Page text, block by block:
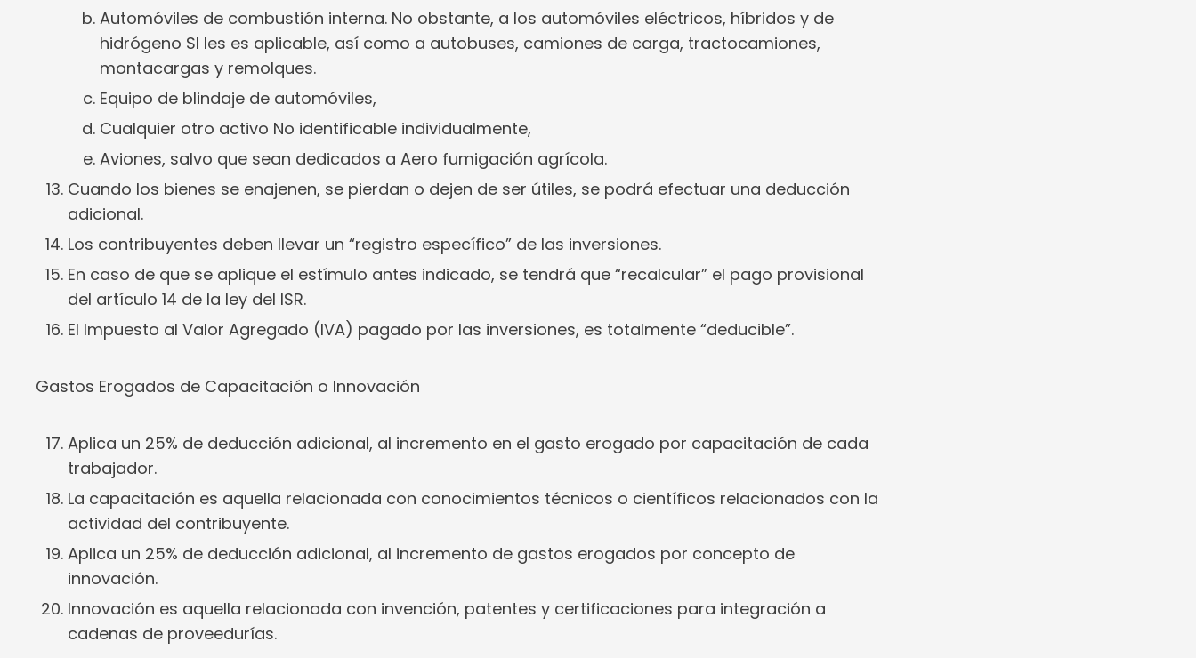
Automóviles de combustión interna. No obstante, a los automóviles eléctricos, híbridos y de
hidrógeno SI les es aplicable, así como a autobuses, camiones de carga, tractocamiones,
montacargas y remolques.
Equipo de blindaje de automóviles,
Cualquier otro activo No identificable individualmente,
Aviones, salvo que sean dedicados a Aero fumigación agrícola.
Cuando los bienes se enajenen, se pierdan o dejen de ser útiles, se podrá efectuar una deducción
adicional.
Los contribuyentes deben llevar un “registro específico” de las inversiones.
En caso de que se aplique el estímulo antes indicado, se tendrá que “recalcular” el pago provisional
del artículo 14 de la ley del ISR.
El Impuesto al Valor Agregado (IVA) pagado por las inversiones, es totalmente “deducible”.
Gastos Erogados de Capacitación o Innovación
Aplica un 25% de deducción adicional, al incremento en el gasto erogado por capacitación de cada
trabajador.
La capacitación es aquella relacionada con conocimientos técnicos o científicos relacionados con la
actividad del contribuyente.
Aplica un 25% de deducción adicional, al incremento de gastos erogados por concepto de
innovación.
Innovación es aquella relacionada con invención, patentes y certificaciones para integración a
cadenas de proveedurías.